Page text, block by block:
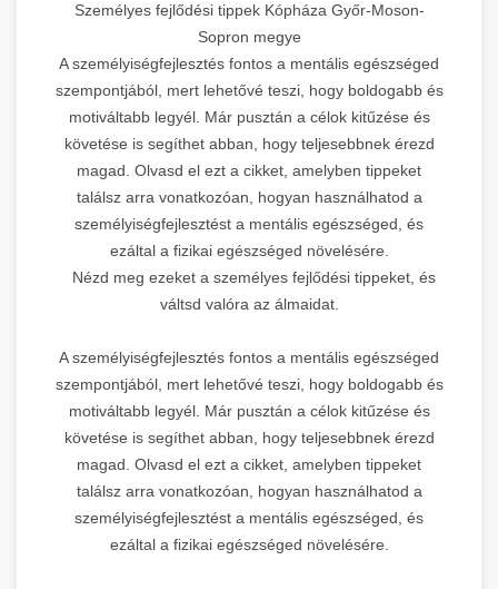
Személyes fejlődési tippek Kópháza Győr-Moson-
Sopron megye
A személyiségfejlesztés fontos a mentális egészséged
szempontjából, mert lehetővé teszi, hogy boldogabb és
motiváltabb legyél. Már pusztán a célok kitűzése és
követése is segíthet abban, hogy teljesebbnek érezd
magad. Olvasd el ezt a cikket, amelyben tippeket
találsz arra vonatkozóan, hogyan használhatod a
személyiségfejlesztést a mentális egészséged, és
ezáltal a fizikai egészséged növelésére.
Nézd meg ezeket a személyes fejlődési tippeket, és
váltsd valóra az álmaidat.
A személyiségfejlesztés fontos a mentális egészséged
szempontjából, mert lehetővé teszi, hogy boldogabb és
motiváltabb legyél. Már pusztán a célok kitűzése és
követése is segíthet abban, hogy teljesebbnek érezd
magad. Olvasd el ezt a cikket, amelyben tippeket
találsz arra vonatkozóan, hogyan használhatod a
személyiségfejlesztést a mentális egészséged, és
ezáltal a fizikai egészséged növelésére.